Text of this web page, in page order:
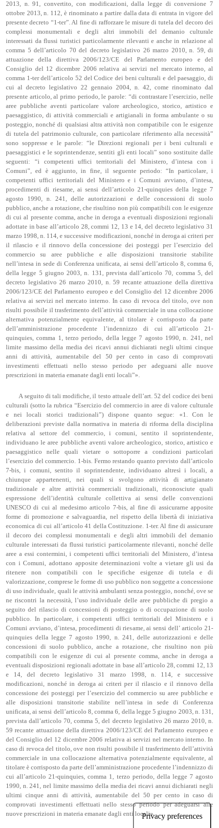
2013, n. 91, convertito, con modificazioni, dalla legge di conversione 7
ottobre 2013, n. 112, è rinominato a partire dalla data di entrata in vigore del
presente decreto “1-ter”. Al fine di rafforzare le misure di tutela del decoro dei
complessi monumentali e degli altri immobili del demanio culturale
interessati da flussi turistici particolarmente rilevanti e anche in relazione al
comma 5 dell’articolo 70 del decreto legislativo 26 marzo 2010, n. 59, di
attuazione della direttiva 2006/123/CE del Parlamento europeo e del
Consiglio del 12 dicembre 2006 relativa ai servizi nel mercato interno, al
comma 1-ter dell’articolo 52 del Codice dei beni culturali e del paesaggio, di
cui al decreto legislativo 22 gennaio 2004, n. 42, come rinominato dal
presente articolo, al primo periodo, le parole: “di contrastare l’esercizio, nelle
aree pubbliche aventi particolare valore archeologico, storico, artistico e
paesaggistico, di attività commerciali e artigianali in forma ambulante o su
posteggio, nonché di qualsiasi altra attività non compatibile con le esigenze
di tutela del patrimonio culturale, con particolare riferimento alla necessità”
sono soppresse e le parole: “le Direzioni regionali per i beni culturali e
paesaggistici e le soprintendenze, sentiti gli enti locali” sono sostituite dalle
seguenti: “i competenti uffici territoriali del Ministero, d’intesa con i
Comuni”, ed è aggiunto, in fine, il seguente periodo: “In particolare, i
competenti uffici territoriali del Ministero e i Comuni avviano, d’intesa,
procedimenti di riesame, ai sensi dell’articolo 21-quinquies della legge 7
agosto 1990, n. 241, delle autorizzazioni e delle concessioni di suolo
pubblico, anche a rotazione, che risultino non più compatibili con le esigenze
di cui al presente comma, anche in deroga a eventuali disposizioni regionali
adottate in base all’articolo 28, commi 12, 13 e 14, del decreto legislativo 31
marzo 1998, n. 114, e successive modificazioni, nonché in deroga ai criteri per
il rilascio e il rinnovo della concessione dei posteggi per l’esercizio del
commercio su aree pubbliche e alle disposizioni transitorie stabilite
nell’intesa in sede di Conferenza unificata, ai sensi dell’articolo 8, comma 6,
della legge 5 giugno 2003, n. 131, prevista dall’articolo 70, comma 5, del
decreto legislativo 26 marzo 2010, n. 59 recante attuazione della direttiva
2006/123/CE del Parlamento europeo e del Consiglio del 12 dicembre 2006
relativa ai servizi nel mercato interno. In caso di revoca del titolo, ove non
risulti possibile il trasferimento dell’attività commerciale in una collocazione
alternativa potenzialmente equivalente, al titolare è corrisposto da parte
dell’amministrazione procedente l’indennizzo di cui all’articolo 21-
quinquies, comma 1, terzo periodo, della legge 7 agosto 1990, n. 241, nel
limite massimo della media dei ricavi annui dichiarati negli ultimi cinque
anni di attività, aumentabile del 50 per cento in caso di comprovati
investimenti effettuati nello stesso periodo per adeguarsi alle nuove
prescrizioni in materia emanate dagli enti locali”».
A seguito di tali modifiche, il testo attuale dell’art. 52 del codice dei beni
culturali (sotto la rubrica “Esercizio del commercio in aree di valore culturale
e nei locali storici tradizionali”) dispone quanto segue: «1. Con le
deliberazioni previste dalla normativa in materia di riforma della disciplina
relativa al settore del commercio, i comuni, sentito il soprintendente,
individuano le aree pubbliche aventi valore archeologico, storico, artistico e
paesaggistico nelle quali vietare o sottoporre a condizioni particolari
l’esercizio del commercio. 1-bis. Fermo restando quanto previsto dall’articolo
7-bis, i comuni, sentito il soprintendente, individuano altresì i locali, a
chiunque appartenenti, nei quali si svolgono attività di artigianato
tradizionale e altre attività commerciali tradizionali, riconosciute quali
espressione dell’identità culturale collettiva ai sensi delle convenzioni
UNESCO di cui al medesimo articolo 7-bis, al fine di assicurarne apposite
forme di promozione e salvaguardia, nel rispetto della libertà di iniziativa
economica di cui all’articolo 41 della Costituzione. 1-ter. Al fine di assicurare
il decoro dei complessi monumentali e degli altri immobili del demanio
culturale interessati da flussi turistici particolarmente rilevanti, nonché delle
aree a essi contermini, i competenti uffici territoriali del Ministero, d’intesa
con i Comuni, adottano apposite determinazioni volte a vietare gli usi da
ritenere non compatibili con le specifiche esigenze di tutela e di
valorizzazione, comprese le forme di uso pubblico non soggette a concessione
di uso individuale, quali le attività ambulanti senza posteggio, nonché, ove se
ne riscontri la necessità, l’uso individuale delle aree pubbliche di pregio a
seguito del rilascio di concessioni di posteggio o di occupazione di suolo
pubblico. In particolare, i competenti uffici territoriali del Ministero e i
Comuni avviano, d’intesa, procedimenti di riesame, ai sensi dell’ articolo 21-
quinquies della legge 7 agosto 1990, n. 241, delle autorizzazioni e delle
concessioni di suolo pubblico, anche a rotazione, che risultino non più
compatibili con le esigenze di cui al presente comma, anche in deroga a
eventuali disposizioni regionali adottate in base all’articolo 28, commi 12, 13
e 14, del decreto legislativo 31 marzo 1998, n. 114, e successive
modificazioni, nonché in deroga ai criteri per il rilascio e il rinnovo della
concessione dei posteggi per l’esercizio del commercio su aree pubbliche e
alle disposizioni transitorie stabilite nell’intesa in sede di Conferenza
unificata, ai sensi dell’articolo 8, comma 6, della legge 5 giugno 2003, n. 131,
prevista dall’articolo 70, comma 5, del decreto legislativo 26 marzo 2010, n.
59 recante attuazione della direttiva 2006/123/CE del Parlamento europeo e
del Consiglio del 12 dicembre 2006 relativa ai servizi nel mercato interno. In
caso di revoca del titolo, ove non risulti possibile il trasferimento dell’attività
commerciale in una collocazione alternativa potenzialmente equivalente, al
titolare è corrisposto da parte dell’amministrazione procedente l’indennizzo di
cui all’articolo 21-quinquies, comma 1, terzo periodo, della legge 7 agosto
1990, n. 241, nel limite massimo della media dei ricavi annui dichiarati negli
ultimi cinque anni di attività, aumentabile del 50 per cento in caso di
comprovati investimenti effettuati nello stesso periodo per adeguarsi alle
nuove prescrizioni in materia emanate dagli enti locali».